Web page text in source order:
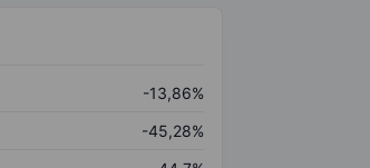
-13,86%
-45,28%